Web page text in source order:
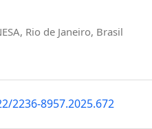
Rio de Janeiro, Brasil
2236-8957.2025.672